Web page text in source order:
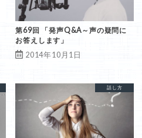
第69回 「発声Q&A～声の疑問に
お答えします」
2014年10月1日
共鳴発声法
呼吸法
発声法
話し方